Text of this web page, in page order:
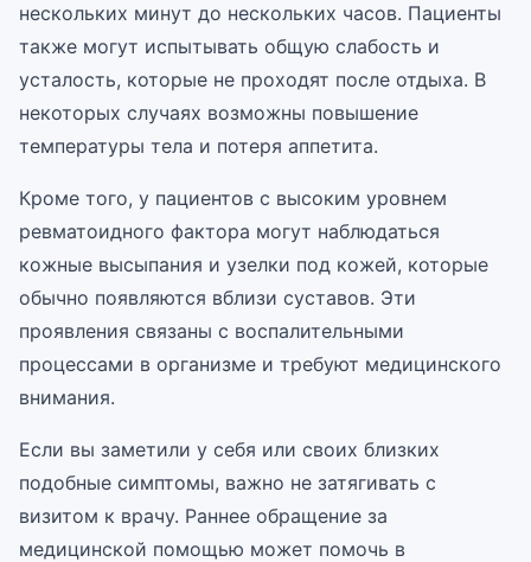
нескольких минут до нескольких часов. Пациенты
также могут испытывать общую слабость и
усталость, которые не проходят после отдыха. В
некоторых случаях возможны повышение
температуры тела и потеря аппетита.
Кроме того, у пациентов с высоким уровнем
ревматоидного фактора могут наблюдаться
кожные высыпания и узелки под кожей, которые
обычно появляются вблизи суставов. Эти
проявления связаны с воспалительными
процессами в организме и требуют медицинского
внимания.
Если вы заметили у себя или своих близких
подобные симптомы, важно не затягивать с
визитом к врачу. Раннее обращение за
медицинской помощью может помочь в